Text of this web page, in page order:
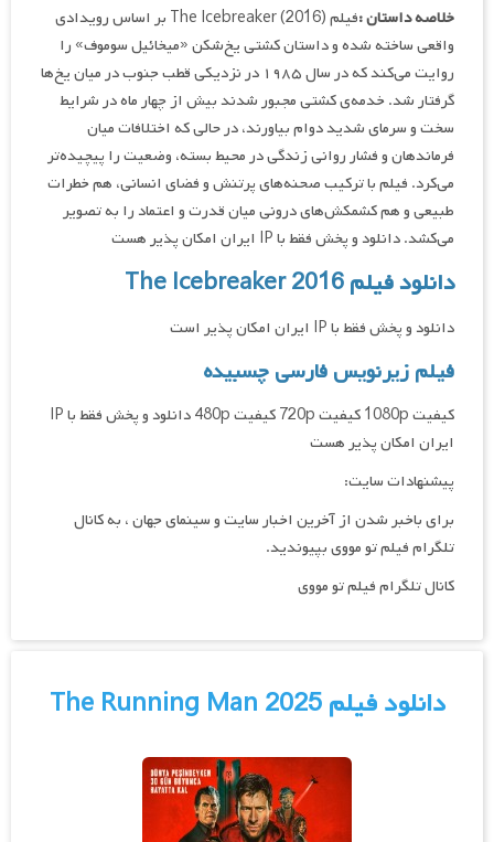
خلاصه داستان :
فیلم The Icebreaker (2016) بر اساس رویدادی
واقعی ساخته شده و داستان کشتی یخ‌شکن «میخائیل سوموف» را
روایت می‌کند که در سال ۱۹۸۵ در نزدیکی قطب جنوب در میان یخ‌ها
گرفتار شد. خدمه‌ی کشتی مجبور شدند بیش از چهار ماه در شرایط
سخت و سرمای شدید دوام بیاورند، در حالی که اختلافات میان
فرماندهان و فشار روانی زندگی در محیط بسته، وضعیت را پیچیده‌تر
می‌کرد. فیلم با ترکیب صحنه‌های پرتنش و فضای انسانی، هم خطرات
طبیعی و هم کشمکش‌های درونی میان قدرت و اعتماد را به تصویر
می‌کشد. دانلود و پخش فقط با IP ایران امکان پذیر هست
دانلود فیلم The Icebreaker 2016
دانلود و پخش فقط با IP ایران امکان پذیر است
فیلم زیرنویس فارسی چسبیده
کیفیت 1080p کیفیت 720p کیفیت 480p دانلود و پخش فقط با IP
ایران امکان پذیر هست
پیشنهادات سایت:
برای باخبر شدن از آخرین اخبار سایت و سینمای جهان ، به کانال
تلگرام فیلم تو مووی بپیوندید.
کانال تلگرام فیلم تو مووی
دانلود فیلم The Running Man 2025